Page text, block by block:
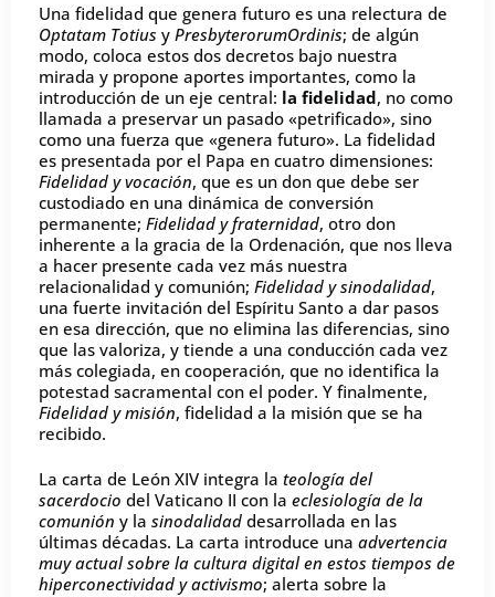
Una fidelidad que genera futuro es una relectura de
Optatam Totius y PresbyterorumOrdinis; de algún
modo, coloca estos dos decretos bajo nuestra
mirada y propone aportes importantes, como la
introducción de un eje central: la fidelidad, no como
llamada a preservar un pasado «petrificado», sino
como una fuerza que «genera futuro». La fidelidad
es presentada por el Papa en cuatro dimensiones:
Fidelidad y vocación, que es un don que debe ser
custodiado en una dinámica de conversión
permanente; Fidelidad y fraternidad, otro don
inherente a la gracia de la Ordenación, que nos lleva
a hacer presente cada vez más nuestra
relacionalidad y comunión; Fidelidad y sinodalidad,
una fuerte invitación del Espíritu Santo a dar pasos
en esa dirección, que no elimina las diferencias, sino
que las valoriza, y tiende a una conducción cada vez
más colegiada, en cooperación, que no identifica la
potestad sacramental con el poder. Y finalmente,
Fidelidad y misión, fidelidad a la misión que se ha
recibido.
La carta de León XIV integra la teología del
sacerdocio del Vaticano II con la eclesiología de la
comunión y la sinodalidad desarrollada en las
últimas décadas. La carta introduce una advertencia
muy actual sobre la cultura digital en estos tiempos de
hiperconectividad y activismo; alerta sobre la